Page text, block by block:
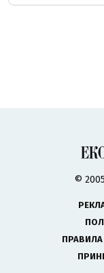
©
ПРАВИЛА